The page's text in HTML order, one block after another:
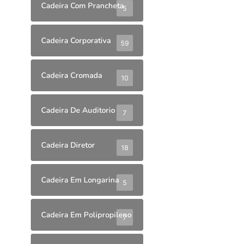
Cadeira Com Prancheta5
Cadeira Corporativa 59
Cadeira Cromada 10
Cadeira De Auditorio 7
Cadeira Diretor 18
Cadeira Em Longarina 5
Cadeira Em Polipropileno
7